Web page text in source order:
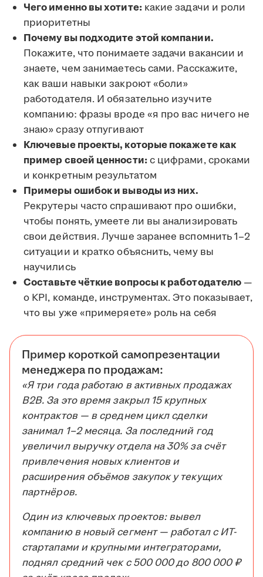
Чего именно вы хотите:какие задачи и роли
приоритетны
Почему вы подходите этой компании.
Покажите, что понимаете задачи вакансии и
знаете, чем занимаетесь сами. Расскажите,
как ваши навыки закроют «боли»
работодателя. И обязательно изучите
компанию: фразы вроде «я про вас ничего не
знаю» сразу отпугивают
Ключевые проекты, которые покажете как
пример своей ценности:с цифрами, сроками
и конкретным результатом
Примеры ошибок и выводы из них.
Рекрутеры часто спрашивают про ошибки,
чтобы понять, умеете ли вы анализировать
свои действия. Лучше заранее вспомнить 1–2
ситуации и кратко объяснить, чему вы
научились
Составьте чёткие вопросы к работодателю —
о KPI, команде, инструментах. Это показывает,
что вы уже «примеряете» роль на себя
Пример короткой самопрезентации
менеджера по продажам:
«Я три года работаю в активных продажах
B2B. За это время закрыл 15 крупных
контрактов — в среднем цикл сделки
занимал 1–2 месяца. За последний год
увеличил выручку отдела на 30% за счёт
привлечения новых клиентов и
расширения объёмов закупок у текущих
партнёров.
Один из ключевых проектов: вывел
компанию в новый сегмент — работал с ИТ-
стартапами и крупными интеграторами,
поднял средний чек с 500 000 до 800 000 ₽